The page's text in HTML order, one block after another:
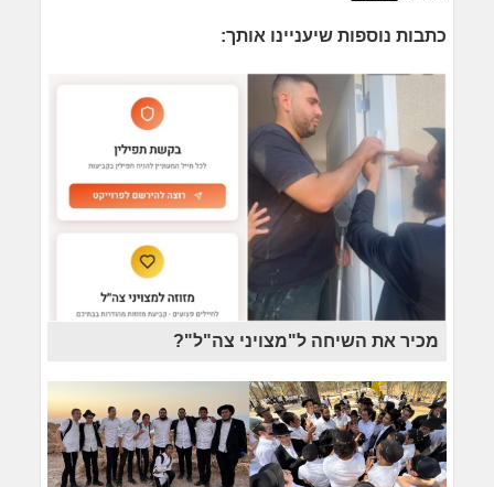
כתבות נוספות שיעניינו אותך:
מכיר את השיחה ל"מצויני צה"ל"?